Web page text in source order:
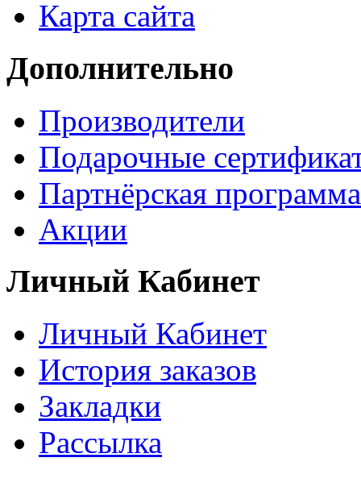
Карта сайта
Дополнительно
Производители
Подарочные
Партнёрская программа
Акции
Личный Кабинет
Личный Кабинет
История заказов
Закладки
Рассылка